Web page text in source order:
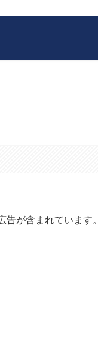
告が含まれています。